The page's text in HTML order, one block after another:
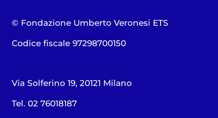
© Fondazione Umberto Veronesi ETS
Codice fiscale 97298700150
Via Solferino 19, 20121 Milano
Tel. 02 76018187